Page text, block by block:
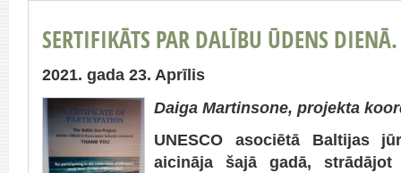
SERTIFIKĀTS PAR DALĪBU ŪDENS DIENĀ.
2021. gada 23. Aprīlis
Daiga Martinsone, projekta
UNESCO asociētā Baltijas
aicināja šajā gadā,